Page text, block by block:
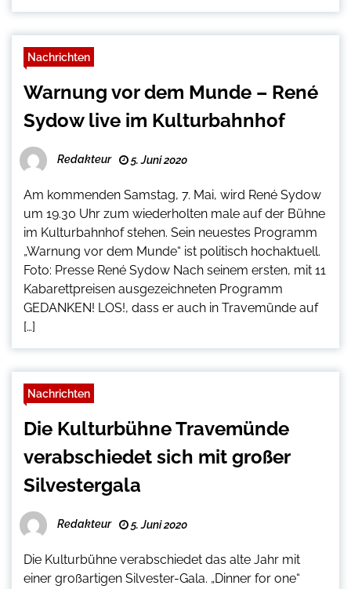
Nachrichten
Warnung vor dem Munde – René
Sydow live im Kulturbahnhof
Redakteur 5. Juni 2020
Am kommenden Samstag, 7. Mai, wird René Sydow
um 19.30 Uhr zum wiederholten male auf der Bühne
im Kulturbahnhof stehen. Sein neuestes Programm
„Warnung vor dem Munde“ ist politisch hochaktuell.
Foto: Presse René Sydow Nach seinem ersten, mit 11
Kabarettpreisen ausgezeichneten Programm
GEDANKEN! LOS!, dass er auch in Travemünde auf
[…]
Nachrichten
Die Kulturbühne Travemünde
verabschiedet sich mit großer
Silvestergala
Redakteur 5. Juni 2020
Die Kulturbühne verabschiedet das alte Jahr mit
einer großartigen Silvester-Gala. „Dinner for one“